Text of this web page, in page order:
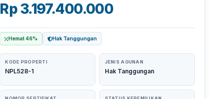
Rp 3.197.400.000
Hemat 46% Hak Tanggungan
KODE PROPERTI
NPL528-1
JENIS AGUNAN
Hak Tanggungan